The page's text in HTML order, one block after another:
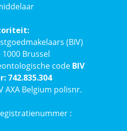
(BIV)
Brussel
code BIV
742.835.304
AXA Belgium polisnr.
: